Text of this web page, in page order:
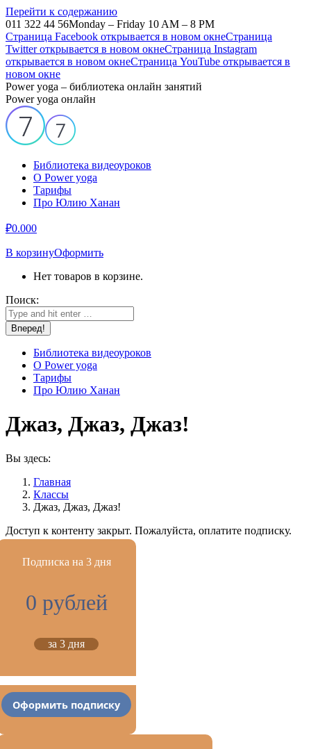
Перейти к содержанию
011 322 44 56Monday – Friday 10 AM – 8 PM
Страница Facebook открывается в новом окнеСтраница
Twitter открывается в новом окнеСтраница Instagram
открывается в новом окнеСтраница YouTube открывается в
новом окне
Power yoga – библиотека онлайн занятий
Power yoga онлайн
Библиотека видеоуроков
О Power yoga
Тарифы
Про Юлию Ханан
₽0.000
В корзинуОформить
Нет товаров в корзине.
Поиск:
Библиотека видеоуроков
О Power yoga
Тарифы
Про Юлию Ханан
Джаз, Джаз, Джаз!
Вы здесь:
Главная
Классы
Джаз, Джаз, Джаз!
Доступ к контенту закрыт. Пожалуйста, оплатите подписку.
Подписка на 3 дня
0 рублей
за 3 дня
Оформить подписку